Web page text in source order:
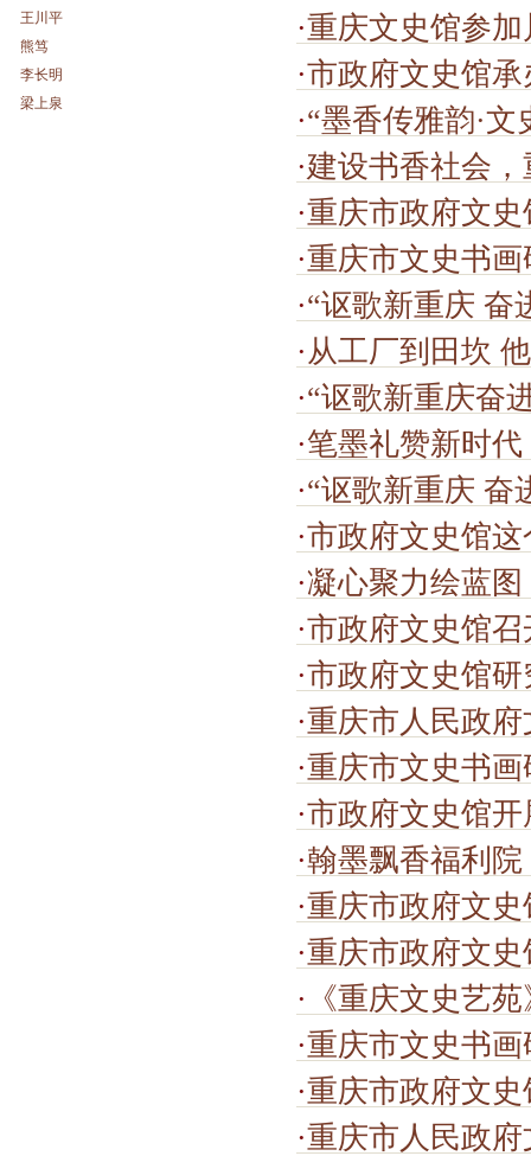
王川平
熊笃
李长明
梁上泉
·重庆文史馆参
·市政府文史馆承办“巴渝翰
·“墨香传雅韵·文史润芳华——
·建设书香社会，
·重庆市政府文史
·重庆市文史书
·“讴歌新重庆 奋
·从工厂到田坎
·“讴歌新重庆奋
·笔墨礼赞新时
·“讴歌新重庆 奋
·市政府文史馆
·凝心聚力绘蓝
·市政府文史馆召开2026
·市政府文史馆研究
·重庆市人民政
·重庆市文史书画研究会聂晖
·市政府文史馆
·翰墨飘香福利
·重庆市政府文
·重庆市政府文史
· 《重庆文史艺苑
·重庆市文史书
·重庆市政府文
·重庆市人民政